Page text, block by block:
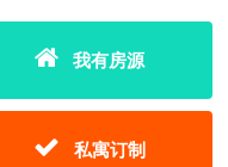
我有房源
私寓订制